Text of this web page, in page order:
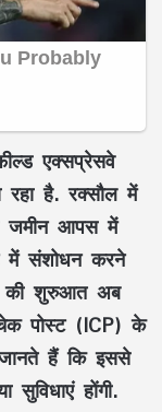
एक्सप्रेसवे
है. रक्सौल में
जमीन आपस में
संशोधन करने
की शुरुआत अब
पोस्ट (ICP) के
हैं कि इससे
होंगी.